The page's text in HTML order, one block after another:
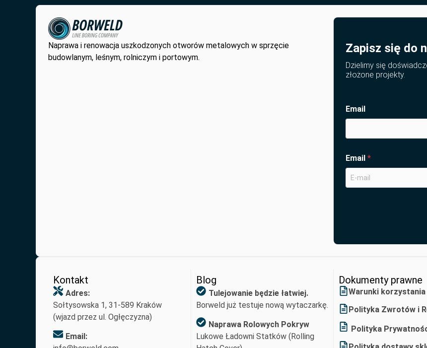
Naprawa i renowacja uszkodzonych otworów metalowych w sprzęcie
budowlanym, leśnym, rolniczym i portowym.
Zapisz się do
Dzielimy się
złożone projekty.
Email
Email *
Kontakt
Adres:
Sołtysowska 1, 31-589 Kraków
(wjazd przez ul. Ogłęczyzna)
Email:
Blog
Tulejowanie będzie łatwiej.
Borweld już testuje nową wytaczarkę.
Naprawa Rolowych Pokryw
Lukowe Ładowni Statków (Rolling
Dokumenty prawne
Warunki
Polityka Zwrotów i
Polityka